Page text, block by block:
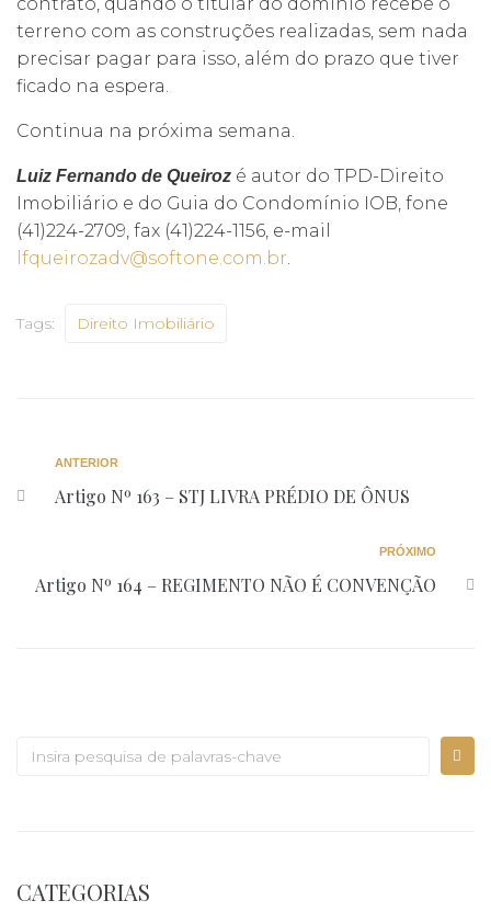
terreno com as construções realizadas, sem nada
precisar pagar para isso, além do prazo que tiver
ficado na espera.
Continua na próxima semana.
Luiz Fernando de Queiroz é autor do TPD-Direito
Imobiliário e do Guia do Condomínio IOB, fone
(41)224-2709, fax (41)224-1156, e-mail
lfqueirozadv@softone.com.br
Tags: Direito Imobiliário
ANTERIOR
Artigo Nº 163 – STJ LIVRA PRÉDIO DE ÔNUS
PRÓXIMO
Artigo Nº 164 – REGIMENTO NÃO É CONVENÇÃO
CATEGORIAS